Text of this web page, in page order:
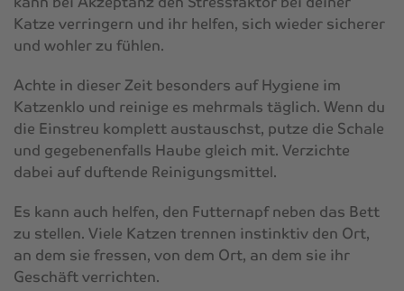
Katze verringern und ihr helfen, sich wieder sicherer
und wohler zu fühlen.
Achte in dieser Zeit besonders auf Hygiene im
Katzenklo und reinige es mehrmals täglich. Wenn du
die Einstreu komplett austauschst, putze die Schale
und gegebenenfalls Haube gleich mit. Verzichte
dabei auf duftende Reinigungsmittel.
Es kann auch helfen, den Futternapf neben das Bett
zu stellen. Viele Katzen trennen instinktiv den Ort,
an dem sie fressen, von dem Ort, an dem sie ihr
Geschäft verrichten.